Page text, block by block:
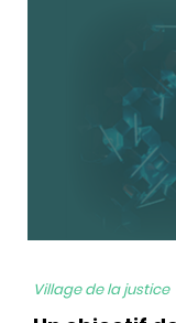
Village de la justice